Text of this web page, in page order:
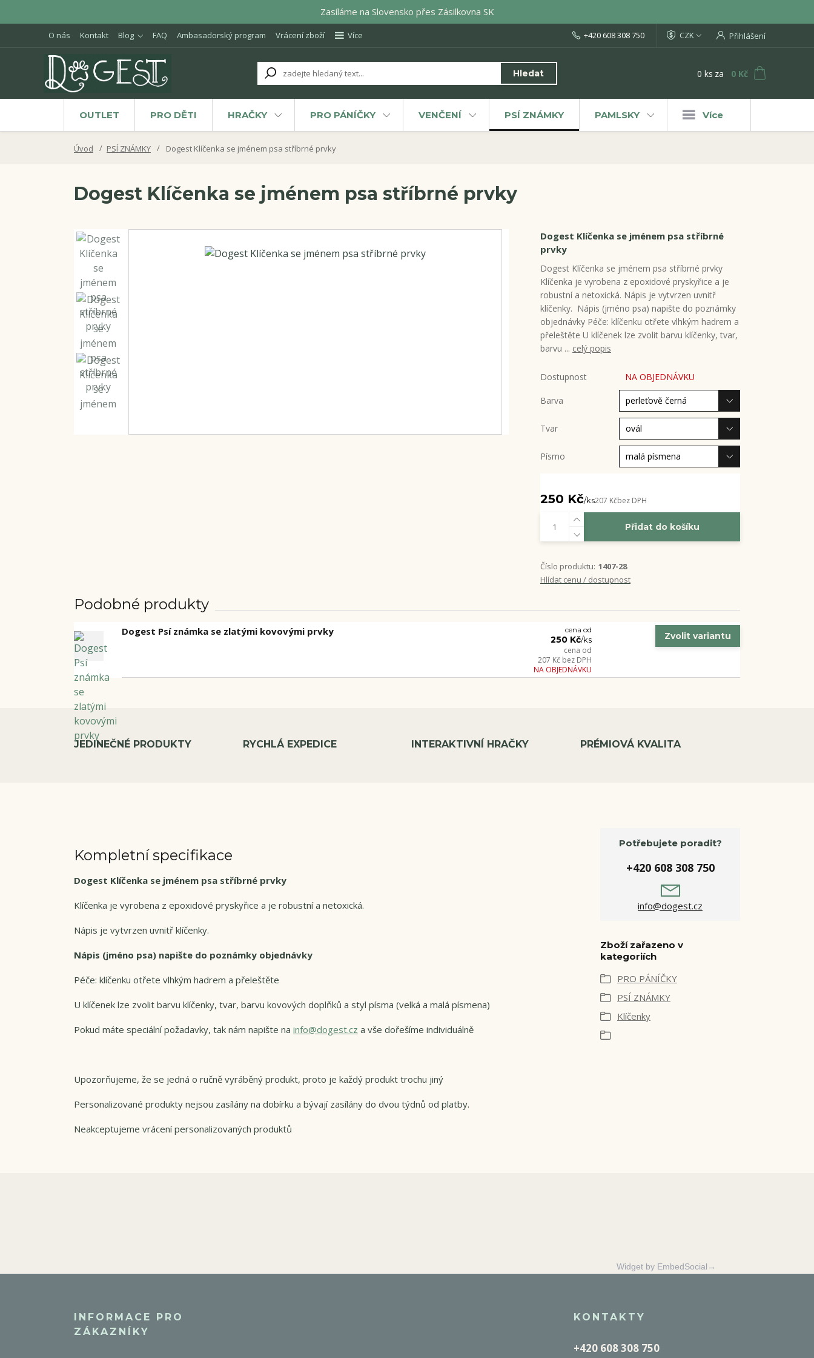
Zasíláme na Slovensko přes Zásilkovna SK
O nás Kontakt Blog FAQ Ambasadorský program Vrácení zboží Více CZK Přihlášení
Hledat
+420 608 308 750
0 ks za 0 Kč
OUTLET PRO DĚTI HRAČKY PRO PÁNÍČKY VENČENÍ PSÍ ZNÁMKY PAMLSKY Více
Úvod PSÍ ZNÁMKY Dogest Klíčenka se jménem psa stříbrné prvky
Dogest Klíčenka se jménem psa stříbrné prvky
Dogest Klíčenka se jménem psa stříbrné
prvky
Dogest Klíčenka se jménem psa stříbrné prvky
Klíčenka je vyrobena z epoxidové pryskyřice a je
robustní a netoxická. Nápis je vytvrzen uvnitř
klíčenky. Nápis (jméno psa) napište do poznámky
objednávky Péče: klíčenku otřete vlhkým hadrem a
přeleštěte U klíčenek lze zvolit barvu klíčenky, tvar,
barvu ... celý popis
Dostupnost NA OBJEDNÁVKU
Barva
Tvar
Písmo
250 Kč/ks207 Kčbez DPH
Přidat do košíku
Číslo produktu: 1407-28
Hlídat cenu / dostupnost
Podobné produkty
Dogest Psí známka se zlatými kovovými prvky cena od
250 Kč/ks
cena od
207 Kč bez DPH
NA OBJEDNÁVKU
Zvolit variantu
JEDINEČNÉ PRODUKTY RYCHLÁ EXPEDICE INTERAKTIVNÍ HRAČKY PRÉMIOVÁ KVALITA
Kompletní specifikace
Dogest Klíčenka se jménem psa stříbrné prvky
Klíčenka je vyrobena z epoxidové pryskyřice a je robustní a netoxická.
Nápis je vytvrzen uvnitř klíčenky.
Nápis (jméno psa) napište do poznámky objednávky
Péče: klíčenku otřete vlhkým hadrem a přeleštěte
U klíčenek lze zvolit barvu klíčenky, tvar, barvu kovových doplňků a styl písma (velká a malá písmena)
Pokud máte speciální požadavky, tak nám napište na info@dogest.cz a vše dořešíme individuálně
Upozorňujeme, že se jedná o ručně vyráběný produkt, proto je každý produkt trochu jiný
Personalizované produkty nejsou zasílány na dobírku a bývají zasílány do dvou týdnů od platby.
Neakceptujeme vrácení personalizovaných produktů
Potřebujete poradit?
+420 608 308 750
info@dogest.cz
Zboží zařazeno v
kategoriích
PRO PÁNÍČKY
PSÍ ZNÁMKY
Klíčenky
Widget by EmbedSocial→
INFORMACE PRO
ZÁKAZNÍKY
KONTAKTY
+420 608 308 750